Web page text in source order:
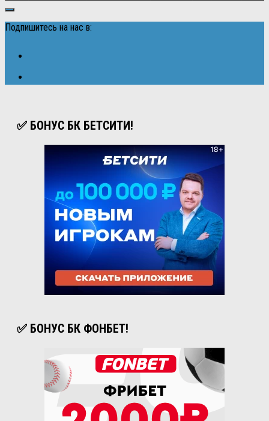
Подпишитесь на нас в:
✅ БОНУС БК БЕТСИТИ!
✅ БОНУС БК ФОНБЕТ!